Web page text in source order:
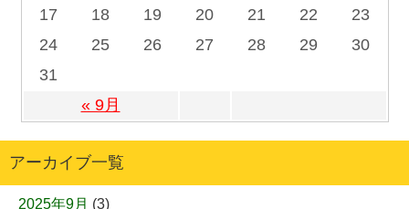
« 9月
17
18 19 20 21 22
23
24
25 26 27 28 29
30
31
アーカイブ一覧
2025年9月 (3)